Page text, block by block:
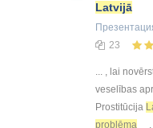
Latvijā
23
... , lai
veselības
Prostitūcija
problēma